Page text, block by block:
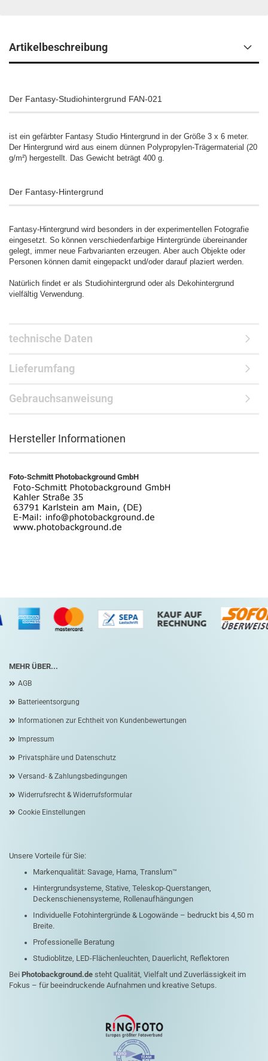
Artikelbeschreibung
Der Fantasy-Studiohintergrund FAN-021
ist ein gefärbter Fantasy Studio Hintergrund in der Größe 3 x 6 meter.
Der Hintergrund wird aus einem dünnen Polypropylen-Trägermaterial (20
g/m²) hergestellt. Das Gewicht beträgt 400 g.
Der Fantasy-Hintergrund
Fantasy-Hintergrund wird besonders in der experimentellen Fotografie
eingesetzt. So können verschiedenfarbige Hintergründe übereinander
gelegt, immer neue Farbvarianten erzeugen. Aber auch Objekte oder
Personen können damit eingepackt und/oder darauf plaziert werden.
Natürlich findet er als Studiohintergrund oder als Dekohintergrund
vielfältig Verwendung.
technische Daten
Lieferumfang
Gebrauchsanweisung
Hersteller Informationen
Foto-Schmitt Photobackground GmbH
MEHR ÜBER...
AGB
Batterieentsorgung
Informationen zur Echtheit von Kundenbewertungen
Impressum
Privatsphäre und Datenschutz
Versand- & Zahlungsbedingungen
Widerrufsrecht & Widerrufsformular
Cookie Einstellungen
Unsere Vorteile für Sie:
Markenqualität: Savage, Hama, Translum™
Hintergrundsysteme, Stative, Teleskop-Querstangen,
Deckenschienensysteme, Rollenaufhängungen
Individuelle Fotohintergründe & Logowände – bedruckt bis 4,50 m
Breite.
Professionelle Beratung
Studioblitze, LED-Flächenleuchten, Dauerlicht, Reflektoren
Bei Photobackground.de steht Qualität, Vielfalt und Zuverlässigkeit im
Fokus – für beeindruckende Aufnahmen und kreative Setups.